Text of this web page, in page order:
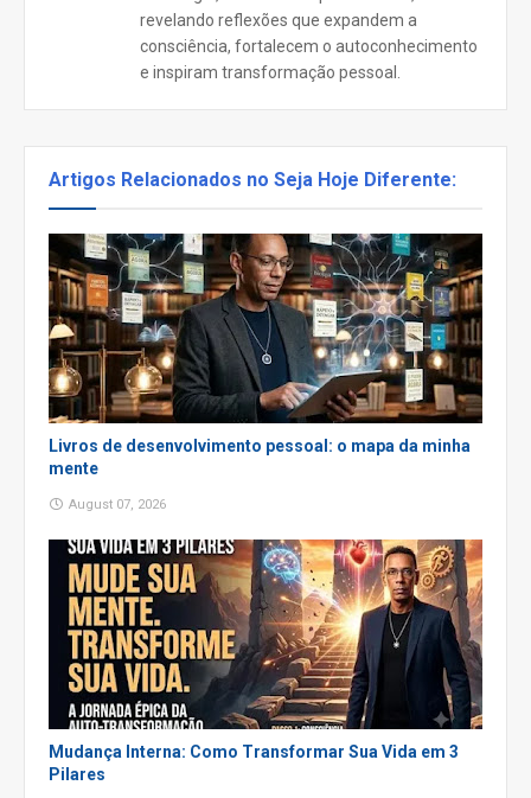
revelando reflexões que expandem a
consciência, fortalecem o autoconhecimento
e inspiram transformação pessoal.
Artigos Relacionados no Seja Hoje Diferente:
Livros de desenvolvimento pessoal: o mapa da minha
mente
August 07, 2026
Mudança Interna: Como Transformar Sua Vida em 3
Pilares